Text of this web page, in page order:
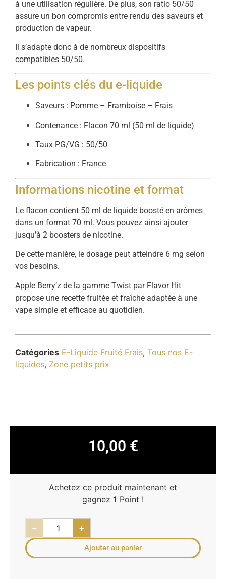
à une utilisation régulière. De plus, son ratio 50/50
assure un bon compromis entre rendu des saveurs et
production de vapeur.
Il s’adapte donc à de nombreux dispositifs
compatibles 50/50.
Les points clés du e-liquide
Saveurs : Pomme – Framboise – Frais
Contenance : Flacon 70 ml (50 ml de liquide)
Taux PG/VG : 50/50
Fabrication : France
Informations nicotine et format
Le flacon contient 50 ml de liquide boosté en arômes
dans un format 70 ml. Vous pouvez ainsi ajouter
jusqu’à 2 boosters de nicotine.
De cette manière, le dosage peut atteindre 6 mg selon
vos besoins.
Apple Berry’z de la gamme Twist par Flavor Hit
propose une recette fruitée et fraîche adaptée à une
vape simple et efficace au quotidien.
Catégories E-Liquide Fruité Frais, Tous nos E-
liquides, Zone petits prix
10,00 €
Achetez ce produit maintenant et
gagnez 1 Point !
− +
Ajouter au panier